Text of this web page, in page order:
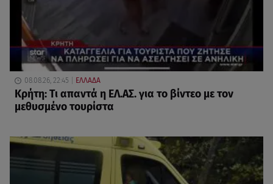
08.08.26, 22:45 ΕΛΛΑΔΑ
Κρήτη: Τι απαντά η ΕΛ.ΑΣ. για το βίντεο με τον
μεθυσμένο τουρίστα